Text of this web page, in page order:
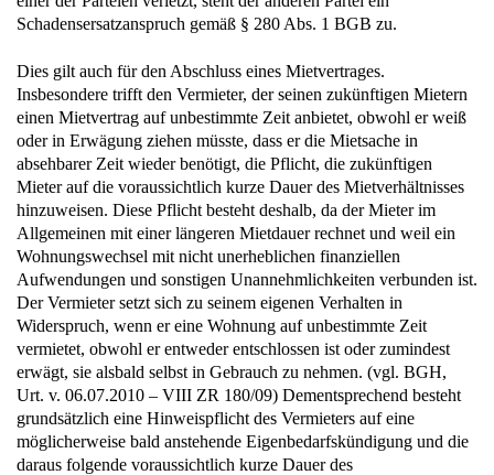
Schadensersatzanspruch gemäß § 280 Abs. 1 BGB zu.
Dies gilt auch für den Abschluss eines Mietvertrages.
Insbesondere trifft den Vermieter, der seinen zukünftigen Mietern
einen Mietvertrag auf unbestimmte Zeit anbietet, obwohl er weiß
oder in Erwägung ziehen müsste, dass er die Mietsache in
absehbarer Zeit wieder benötigt, die Pflicht, die zukünftigen
Mieter auf die voraussichtlich kurze Dauer des Mietverhältnisses
hinzuweisen. Diese Pflicht besteht deshalb, da der Mieter im
Allgemeinen mit einer längeren Mietdauer rechnet und weil ein
Wohnungswechsel mit nicht unerheblichen finanziellen
Aufwendungen und sonstigen Unannehmlichkeiten verbunden ist.
Der Vermieter setzt sich zu seinem eigenen Verhalten in
Widerspruch, wenn er eine Wohnung auf unbestimmte Zeit
vermietet, obwohl er entweder entschlossen ist oder zumindest
erwägt, sie alsbald selbst in Gebrauch zu nehmen. (vgl. BGH,
Urt. v. 06.07.2010 – VIII ZR 180/09) Dementsprechend besteht
grundsätzlich eine Hinweispflicht des Vermieters auf eine
möglicherweise bald anstehende Eigenbedarfskündigung und die
daraus folgende voraussichtlich kurze Dauer des